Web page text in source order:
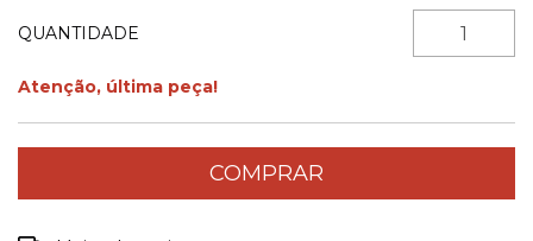
QUANTIDADE
Atenção, última peça!